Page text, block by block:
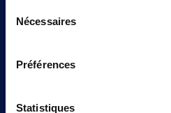
Nécessaires
Préférences
Statistiques